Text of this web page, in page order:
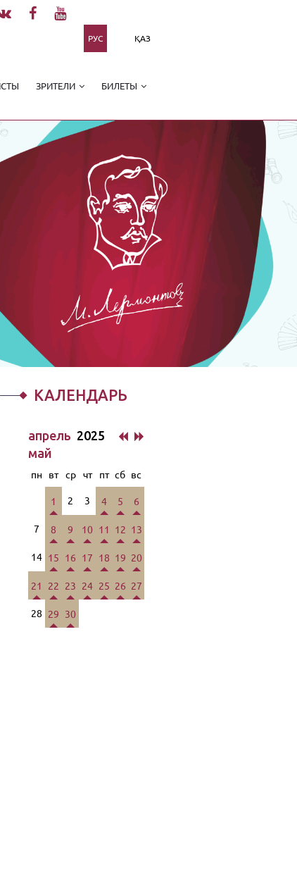
РУС ҚАЗ
ЗРИТЕЛИ БИЛЕТЫ
КАЛЕНДАРЬ
апрель 2025
май
пн вт ср чт пт сб вс
1 2 3 4 5 6
7 8 9 10 11 12 13
14 15 16 17 18 19 20
21 22 23 24 25 26 27
28 29 30